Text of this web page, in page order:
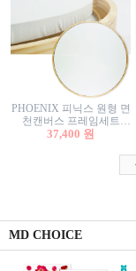
PHOENIX 피닉스 원형 면
천캔버스 프레임세트
40cm/원형캔버스/플로팅
37,400 원
MD CHOICE